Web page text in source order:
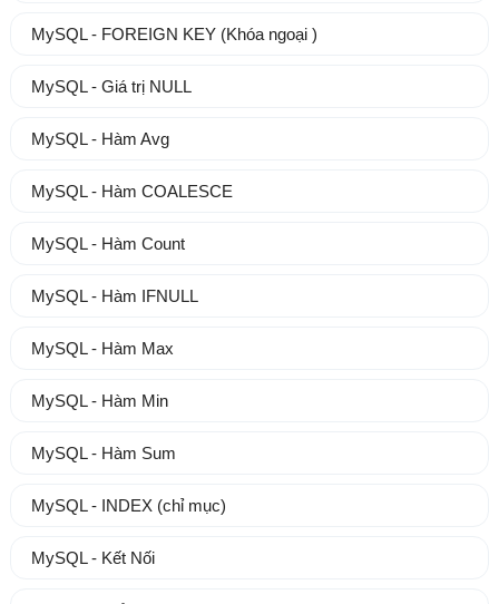
MySQL - FOREIGN KEY (Khóa ngoại )
MySQL - Giá trị NULL
MySQL - Hàm Avg
MySQL - Hàm COALESCE
MySQL - Hàm Count
MySQL - Hàm IFNULL
MySQL - Hàm Max
MySQL - Hàm Min
MySQL - Hàm Sum
MySQL - INDEX (chỉ mục)
MySQL - Kết Nối